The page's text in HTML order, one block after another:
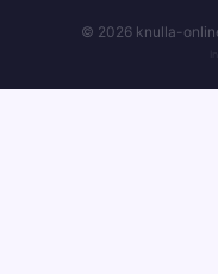
© 2026 knulla-